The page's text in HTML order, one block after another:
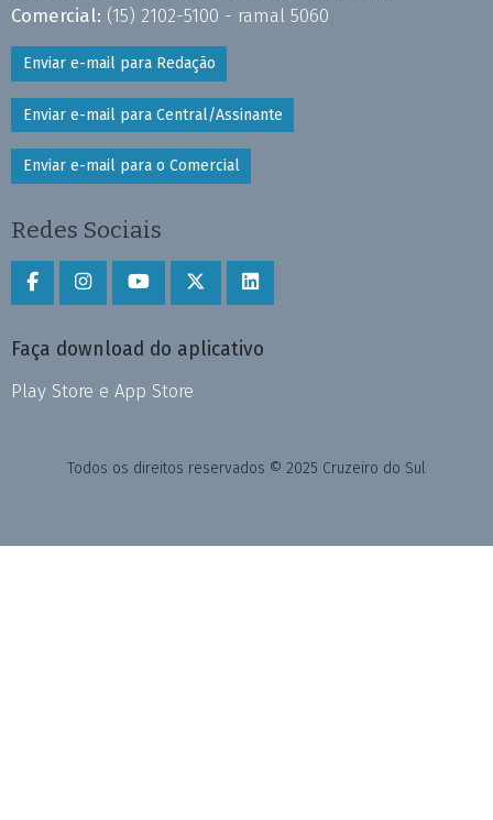
Comercial: (15) 2102-5100 - ramal 5060
Enviar e-mail para Redação
Enviar e-mail para Central/Assinante
Enviar e-mail para o Comercial
Redes Sociais
Faça download do aplicativo
Play Store e App Store
Todos os direitos reservados © 2025 Cruzeiro do Sul